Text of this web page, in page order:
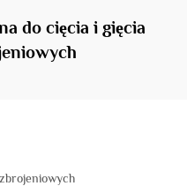
do cięcia i gięcia